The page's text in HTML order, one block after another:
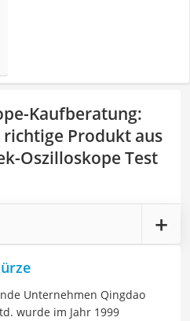
Kaufberatung:
richtige Produkt aus
Oszilloskope Test
Unternehmen Qingdao
wurde im Jahr 1999